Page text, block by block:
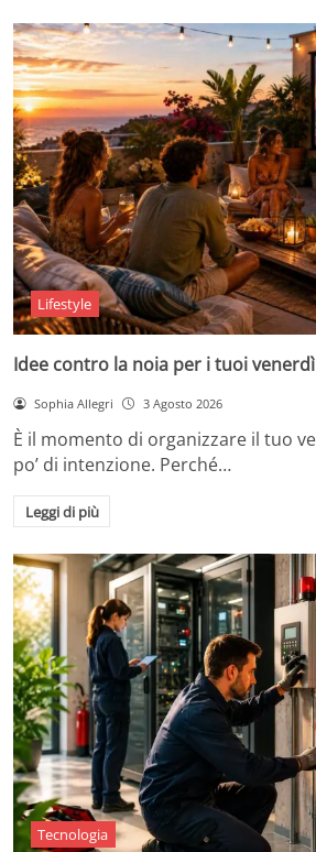
Lifestyle
Idee contro la noia per i tuoi
Sophia Allegri 3 Agosto 2026
È il momento di organizzare il tuo
po’ di intenzione. Perché…
Leggi di più
Tecnologia